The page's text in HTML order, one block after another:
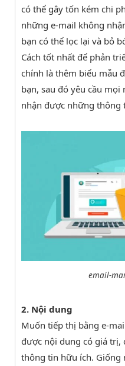
có thể gây tốn kém chi
những e-mail không
bạn có thể lọc lại và bỏ
Cách tốt nhất để phản
chính là thêm biểu mẫu
bạn, sau đó yêu cầu
nhận được những thông
email-
2. Nội dung
Muốn tiếp thị bằng e-
được nội dung có giá trị,
thông tin hữu ích. Giống